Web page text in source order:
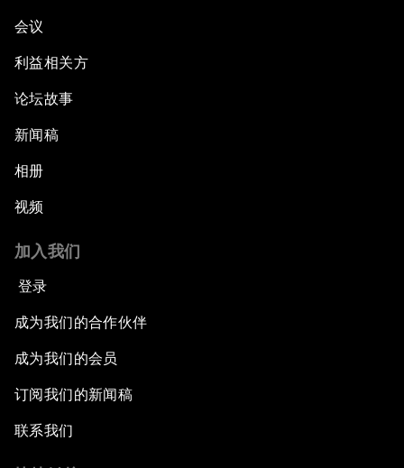
会议
利益相关方
论坛故事
新闻稿
相册
视频
加入我们
登录
成为我们的合作伙伴
成为我们的会员
订阅我们的新闻稿
联系我们